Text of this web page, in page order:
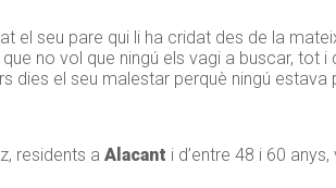
el seu pare qui li ha cridat des de la
no vol que ningú els vagi a buscar, tot
dies el seu malestar perquè ningú
residents a Alacant i d’entre 48 i 60